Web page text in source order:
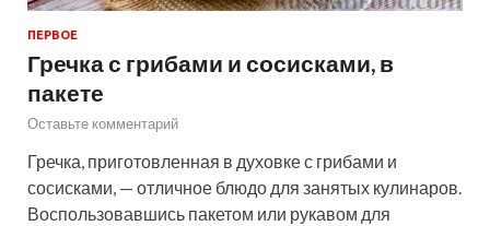
ПЕРВОЕ
Гречка с грибами и сосисками, в
пакете
Оставьте комментарий
Гречка, приготовленная в духовке с грибами и
сосисками, — отличное блюдо для занятых кулинаров.
Воспользовавшись пакетом или рукавом для